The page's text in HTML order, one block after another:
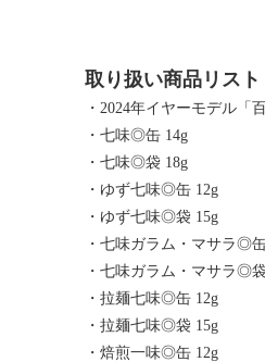
取り扱い商品リスト
・2024年イヤーモデル「
・七味◎缶 14g
・七味◎袋 18g
・ゆず七味◎缶 12g
・ゆず七味◎袋 15g
・七味ガラム・マサラ◎
・七味ガラム・マサラ◎
・拉麺七味◎缶 12g
・拉麺七味◎袋 15g
・焙煎一味◎缶 12g